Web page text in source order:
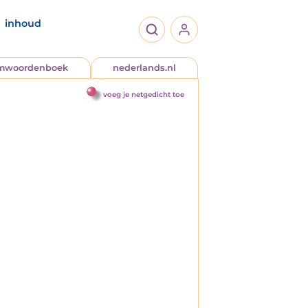
inhoud
nederlands.nl
voeg je netgedicht toe